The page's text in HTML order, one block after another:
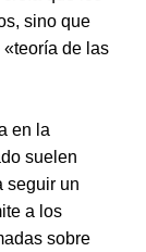
sino que
de las
en la
suelen
seguir un
a los
sobre